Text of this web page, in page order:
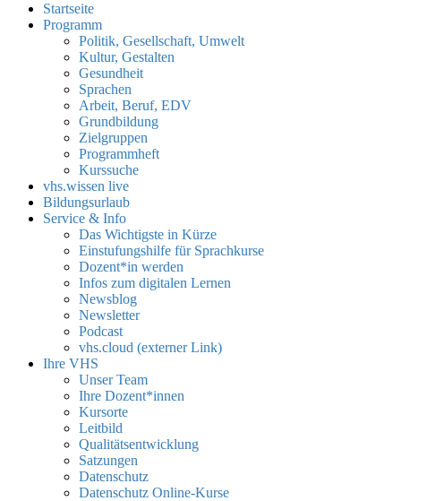
Startseite
Programm
Politik, Gesellschaft, Umwelt
Kultur, Gestalten
Gesundheit
Sprachen
Arbeit, Beruf, EDV
Grundbildung
Zielgruppen
Programmheft
Kurssuche
vhs.wissen live
Bildungsurlaub
Service & Info
Das Wichtigste in Kürze
Einstufungshilfe für Sprachkurse
Dozent*in werden
Infos zum digitalen Lernen
Newsblog
Newsletter
Podcast
vhs.cloud (externer Link)
Ihre VHS
Unser Team
Ihre Dozent*innen
Kursorte
Leitbild
Qualitätsentwicklung
Satzungen
Datenschutz
Datenschutz Online-Kurse